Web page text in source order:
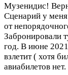
Музенидис!
Сценарий у
от
Забронировали
год. В июне
взлетит ( хотя
авиабилетов